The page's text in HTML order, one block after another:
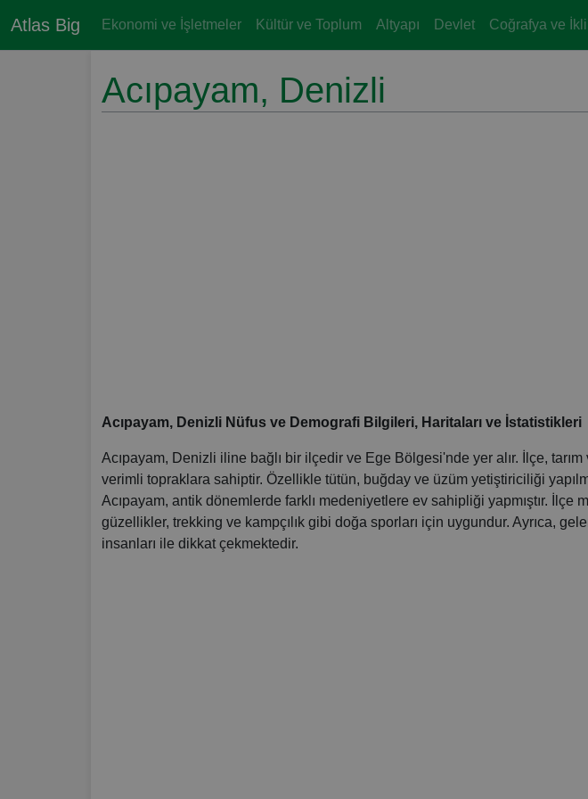
Atlas Big Ekonomi ve İşletmeler Kültür ve Toplum Altyapı Devlet Coğrafya ve
Acıpayam, Denizli
Acıpayam, Denizli Nüfus ve Demografi Bilgileri, Haritaları ve İstatistikleri
Acıpayam, Denizli iline bağlı bir ilçedir ve Ege Bölgesi'nde yer alır. İlçe, tarım
verimli topraklara sahiptir. Özellikle tütün, buğday ve üzüm yetiştiriciliği
Acıpayam, antik dönemlerde farklı medeniyetlere ev sahipliği yapmıştır. İlçe
güzellikler, trekking ve kampçılık gibi doğa sporları için uygundur. Ayrıca,
insanları ile dikkat çekmektedir.